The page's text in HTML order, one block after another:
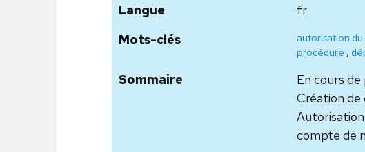
Langue
fr
Mots-clés
autorisation
procédure ,
Sommaire
En cours
Création de
compte de